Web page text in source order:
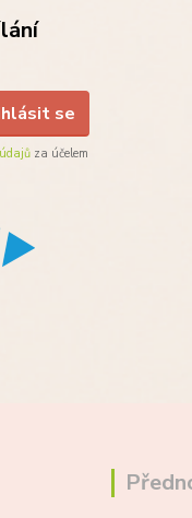
se
za účelem